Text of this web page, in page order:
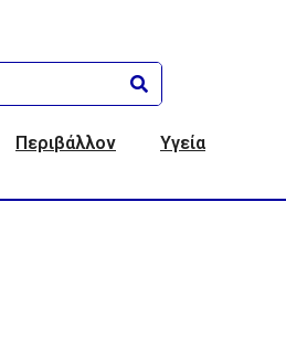
Περιβάλλον
Υγεία